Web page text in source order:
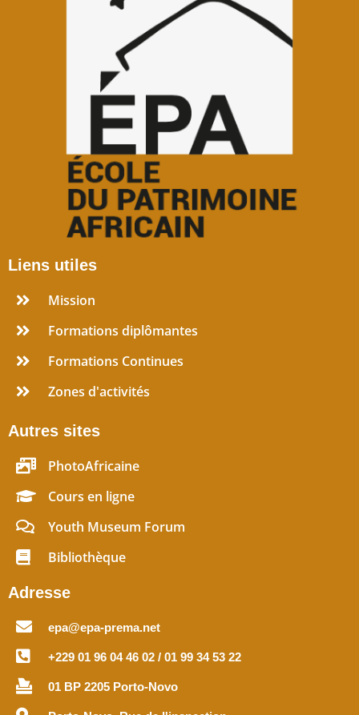
Liens utiles
Mission
Formations diplômantes
Formations Continues
Zones d'activités
Autres sites
PhotoAfricaine
Cours en ligne
Youth Museum Forum
Bibliothèque
Adresse
epa@epa-prema.net
+229 01 96 04 46 02 / 01 99 34 53 22
01 BP 2205 Porto-Novo